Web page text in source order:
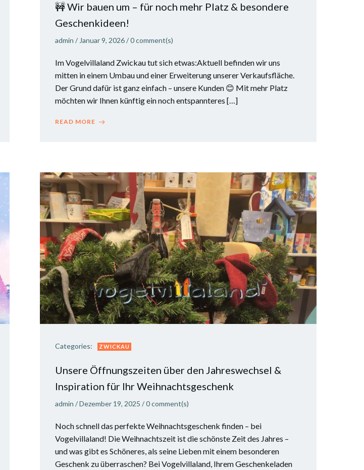
🚧 Wir bauen um – für noch mehr Platz & besondere
Geschenkideen!
admin / Januar 9, 2026/0comment(s)
Im Vogelvillaland Zwickau tut sich etwas:Aktuell befinden wir uns
mitten in einem Umbau und einer Erweiterung unserer Verkaufsfläche.
Der Grund dafür ist ganz einfach – unsere Kunden 😊 Mit mehr Platz
möchten wir Ihnen künftig ein noch entspannteres […]
READ MORE
Categories: ZWICKAU
Unsere Öffnungszeiten über den Jahreswechsel &
Inspiration für Ihr Weihnachtsgeschenk
admin /Dezember 19, 2025 /0comment(s)
Noch schnell das perfekte Weihnachtsgeschenk finden – bei
Vogelvillaland! Die Weihnachtszeit ist die schönste Zeit des Jahres –
und was gibt es Schöneres, als seine Lieben mit einem besonderen
Geschenk zu überraschen? Bei Vogelvillaland, Ihrem Geschenkeladen